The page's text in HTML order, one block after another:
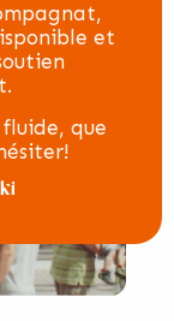
et
que